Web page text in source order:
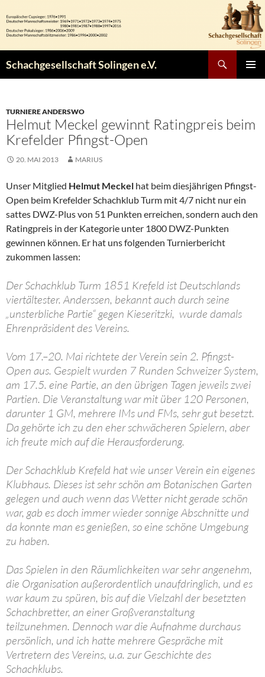
Inhalt
springen
Schachgesellschaft Solingen e.V.
TURNIERE ANDERSWO
Helmut Meckel gewinnt Ratingpreis beim
Krefelder Pfingst-Open
20. MAI 2013 MARIUS
Unser Mitglied Helmut Meckel hat beim diesjährigen Pfingst-
Open beim Krefelder Schachklub Turm mit 4/7 nicht nur ein
sattes DWZ-Plus von 51 Punkten erreichen, sondern auch den
Ratingpreis in der Kategorie unter 1800 DWZ-Punkten
gewinnen können. Er hat uns folgenden Turnierbericht
zukommen lassen:
Der Schachklub Turm 1851 Krefeld ist Deutschlands
viertältester. Anderssen, bekannt auch durch seine
„unsterbliche Partie“ gegen Kieseritzki, wurde damals
Ehrenpräsident des Vereins.
Vom 17.–20. Mai richtete der Verein sein 2. Pfingst-
Open aus. Gespielt wurden 7 Runden Schweizer System,
am 17.5. eine Partie, an den übrigen Tagen jeweils zwei
Partien. Die Veranstaltung war mit über 120 Personen,
darunter 1 GM, mehrere IMs und FMs, sehr gut besetzt.
Da gehörte ich zu den eher schwächeren Spielern, aber
ich freute mich auf die Herausforderung.
Der Schachklub Krefeld hat wie unser Verein ein eigenes
Klubhaus. Dieses ist sehr schön am Botanischen Garten
gelegen und auch wenn das Wetter nicht gerade schön
war, gab es doch immer wieder sonnige Abschnitte und
da konnte man es genießen, so eine schöne Umgebung
zu haben.
Das Spielen in den Räumlichkeiten war sehr angenehm,
die Organisation außerordentlich unaufdringlich, und es
war kaum zu spüren, bis auf die Vielzahl der besetzten
Schachbretter, an einer Großveranstaltung
teilzunehmen. Dennoch war die Aufnahme durchaus
persönlich, und ich hatte mehrere Gespräche mit
Vertretern des Vereins, u.a. zur Geschichte des
Schachklubs.